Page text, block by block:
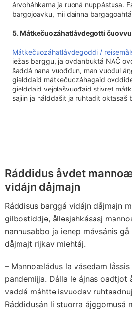
árvoháhkama ja ruoná nuppástusa.
bargojoavku, mii dainna
5. Mátkečuozáhatlávdegotti
Mátkečuozáhatlávdegoddi /
iežas barggu, ja ovdanbuktá NAČ
šaddá nana vuođđun, man vuođul
gielddaid mátkečuozáhagaid
gielddaid vejolašvuođaid stivret
sajiin ja hálddašit ja ruhtadit oktasaš
Ráddidus åvdet
vidájn dåjmajn
Ráddisus barggá vidájn dåjmajn
gilbostiddje, ållesjahkásasj
nannusabbo ja ienep mávsánis
dåjmajt rijkav miehtáj.
– Mannoæládus la vásedam
pandemijja. Dálla le ájnas
vaddá máhttelisvuodav
Ráddidusán li stuorra ájggomusá